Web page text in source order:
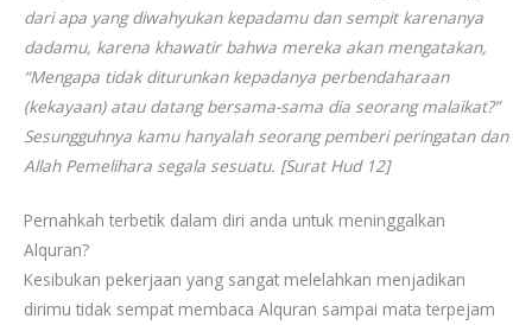
dari apa yang diwahyukan kepadamu dan sempit karenanya
dadamu, karena khawatir bahwa mereka akan mengatakan,
“Mengapa tidak diturunkan kepadanya perbendaharaan
(kekayaan) atau datang bersama-sama dia seorang malaikat?”
Sesungguhnya kamu hanyalah seorang pemberi peringatan dan
Allah Pemelihara segala sesuatu. [Surat Hud 12]
Pernahkah terbetik dalam diri anda untuk meninggalkan
Alquran?
Kesibukan pekerjaan yang sangat melelahkan menjadikan
dirimu tidak sempat membaca Alquran sampai mata terpejam